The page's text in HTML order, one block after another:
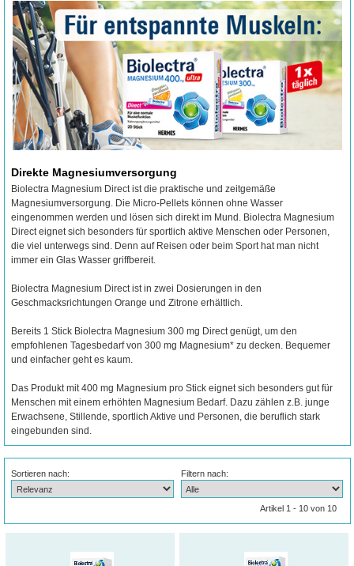
Direkte Magnesiumversorgung
Biolectra Magnesium Direct ist die praktische und zeitgemäße
Magnesiumversorgung. Die Micro-Pellets können ohne Wasser
eingenommen werden und lösen sich direkt im Mund. Biolectra Magnesium
Direct eignet sich besonders für sportlich aktive Menschen oder Personen,
die viel unterwegs sind. Denn auf Reisen oder beim Sport hat man nicht
immer ein Glas Wasser griffbereit.
Biolectra Magnesium Direct ist in zwei Dosierungen in den
Geschmacksrichtungen Orange und Zitrone erhältlich.
Bereits 1 Stick Biolectra Magnesium 300 mg Direct genügt, um den
empfohlenen Tagesbedarf von 300 mg Magnesium* zu decken. Bequemer
und einfacher geht es kaum.
Das Produkt mit 400 mg Magnesium pro Stick eignet sich besonders gut für
Menschen mit einem erhöhten Magnesium Bedarf. Dazu zählen z.B. junge
Erwachsene, Stillende, sportlich Aktive und Personen, die beruflich stark
eingebunden sind.
Sortieren nach: Filtern nach:
Artikel 1 - 10 von 10